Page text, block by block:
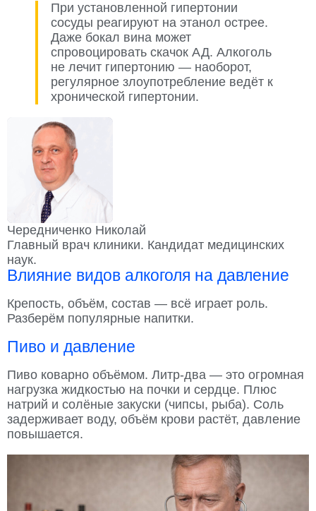
При установленной гипертонии
сосуды реагируют на этанол острее.
Даже бокал вина может
спровоцировать скачок АД. Алкоголь
не лечит гипертонию — наоборот,
регулярное злоупотребление ведёт к
хронической гипертонии.
Чередниченко Николай
Главный врач клиники. Кандидат медицинских
наук.
Влияние видов алкоголя на давление
Крепость, объём, состав — всё играет роль.
Разберём популярные напитки.
Пиво и давление
Пиво коварно объёмом. Литр-два — это огромная
нагрузка жидкостью на почки и сердце. Плюс
натрий и солёные закуски (чипсы, рыба). Соль
задерживает воду, объём крови растёт, давление
повышается.